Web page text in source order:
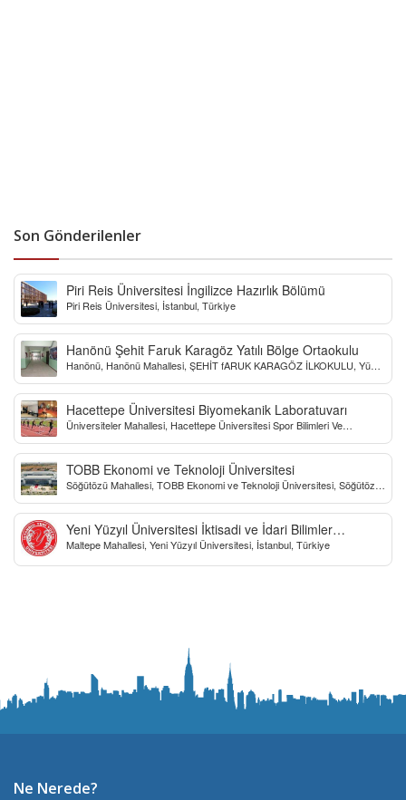
Son Gönderilenler
Piri Reis Üniversitesi İngilizce Hazırlık Bölümü
Piri Reis Üniversitesi, İstanbul, Türkiye
Hanönü Şehit Faruk Karagöz Yatılı Bölge Ortaokulu
Hanönü, Hanönü Mahallesi, ŞEHİT fARUK KARAGÖZ İLKOKULU, Yücel
Hacettepe Üniversitesi Biyomekanik Laboratuvarı
Üniversiteler Mahallesi, Hacettepe Üniversitesi Spor Bilimleri Ve
TOBB Ekonomi ve Teknoloji Üniversitesi
Söğütözü Mahallesi, TOBB Ekonomi ve Teknoloji Üniversitesi, Söğütözü
Yeni Yüzyıl Üniversitesi İktisadi ve İdari Bilimler
Fakültesi
Maltepe Mahallesi, Yeni Yüzyıl Üniversitesi, İstanbul, Türkiye
Ne Nerede?